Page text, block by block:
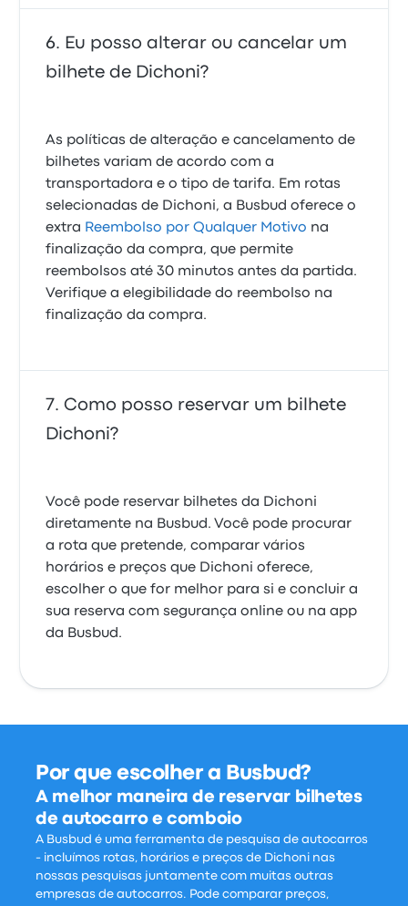
Eu posso alterar ou cancelar um
bilhete de Dichoni?
As políticas de alteração e cancelamento de
bilhetes variam de acordo com a
transportadora e o tipo de tarifa. Em rotas
selecionadas de Dichoni, a Busbud oferece o
extra Reembolso por Qualquer Motivo na
finalização da compra, que permite
reembolsos até 30 minutos antes da partida.
Verifique a elegibilidade do reembolso na
finalização da compra.
Como posso reservar um bilhete
Dichoni?
Você pode reservar bilhetes da Dichoni
diretamente na Busbud. Você pode procurar
a rota que pretende, comparar vários
horários e preços que Dichoni oferece,
escolher o que for melhor para si e concluir a
sua reserva com segurança online ou na app
da Busbud.
Por que escolher a Busbud?
A melhor maneira de reservar bilhetes
de autocarro e comboio
A Busbud é uma ferramenta de pesquisa de autocarros
- incluímos rotas, horários e preços de Dichoni nas
nossas pesquisas juntamente com muitas outras
empresas de autocarros. Pode comparar preços,